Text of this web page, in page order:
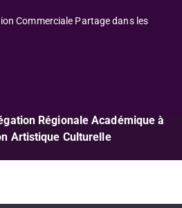
Commerciale Partage dans les
Régionale Académique à
Artistique Culturelle